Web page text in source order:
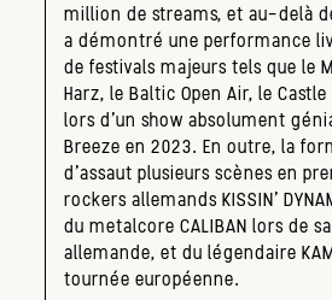
million de streams, et au-delà
a démontré une performance
de festivals majeurs tels que le
Harz, le Baltic Open Air, le
lors d’un show absolument
Breeze en 2023. En outre, la
d’assaut plusieurs scènes en
rockers allemands KISSIN’
du metalcore CALIBAN lors de
allemande, et du légendaire
tournée européenne.